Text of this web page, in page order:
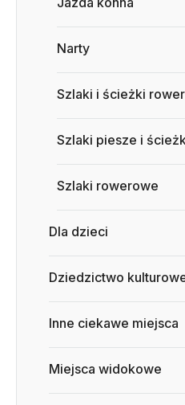
Narty
Szlaki i ścieżki
Szlaki piesze i
Szlaki rowerowe
Dla dzieci
Dziedzictwo
Inne ciekawe miejsca
Miejsca widokowe